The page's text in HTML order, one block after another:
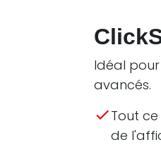
Idéal
avancés.
Tout
de